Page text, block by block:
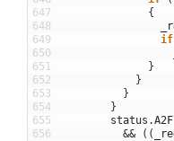
647
648
649
650
651
652
653
654
655
656
{
if
}
}
}
}
status .A2F
&&
( (